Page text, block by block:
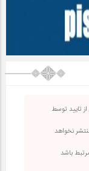
تایید توسط
نخواهد
باشد